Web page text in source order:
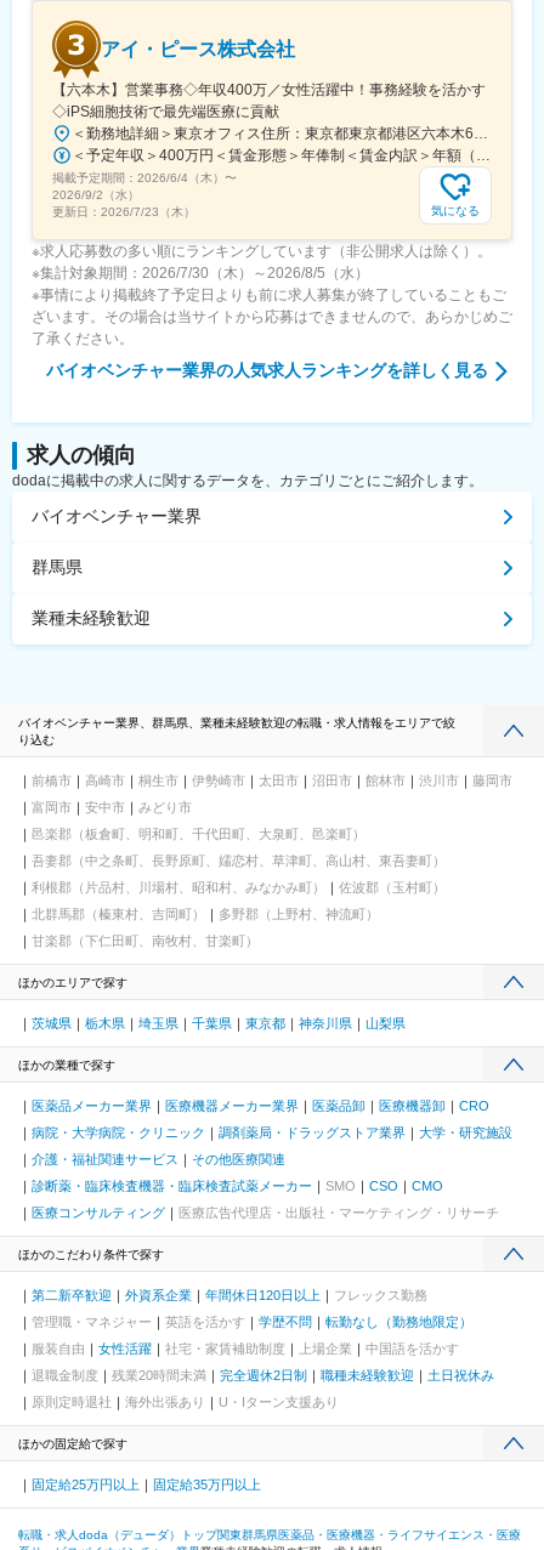
アイ・ピース株式会社
【六本木】営業事務◇年収400万／女性活躍中！事務経験を活かす
◇iPS細胞技術で最先端医療に貢献
掲載予定期間： 2026/6/4（木） 〜
2026/9/2（水）
更新日： 2026/7/23（木） 気になる
※求人応募数の多い順にランキングしています（非公開求人は除く）。
※集計対象期間：2026/7/30（木）～2026/8/5（水）
※事情により掲載終了予定日よりも前に求人募集が終了していることもご
ざいます。その場合は当サイトから応募はできませんので、あらかじめご
了承ください。
バイオベンチャー業界の人気求人ランキングを詳しく見る
求人の傾向
dodaに掲載中の求人に関するデータを、カテゴリごとにご紹介します。
バイオベンチャー業界
群馬県
業種未経験歓迎
バイオベンチャー業界、群馬県、業種未経験歓迎の転職・求人情報をエリアで絞
り込む
前橋市 高崎市 桐生市 伊勢崎市 太田市 沼田市 館林市 渋川市
藤岡市
富岡市
安中市
みどり市
邑楽郡（板倉町、明和町、千代田町、大泉町、邑楽町）
吾妻郡（中之条町、長野原町、嬬恋村、草津町、高山村、東吾妻町）
利根郡（片品村、川場村、昭和村、みなかみ町）
佐波郡（玉村町）
北群馬郡（榛東村、吉岡町）
多野郡（上野村、神流町）
甘楽郡（下仁田町、南牧村、甘楽町）
ほかのエリアで探す
茨城県 栃木県 埼玉県 千葉県 東京都 神奈川県 山梨県
ほかの業種で探す
医薬品メーカー業界 医療機器メーカー業界 医薬品卸 医療機器卸
CRO
病院・大学病院・クリニック
調剤薬局・ドラッグストア業界
大学・研究施設
介護・福祉関連サービス
その他医療関連
診断薬・臨床検査機器・臨床検査試薬メーカー
SMO CSO
CMO
医療コンサルティング
医療広告代理店・出版社・マーケティング・リサーチ
ほかのこだわり条件で探す
第二新卒歓迎 外資系企業 年間休日120日以上
フレックス勤務
管理職・マネジャー
英語を活かす 学歴不問
転勤なし（勤務地限定）
服装自由
女性活躍 社宅・家賃補助制度 上場企業
中国語を活かす
退職金制度
残業20時間未満 完全週休2日制 職種未経験歓迎
土日祝休み
原則定時退社
海外出張あり U・Iターン支援あり
ほかの固定給で探す
固定給25万円以上 固定給35万円以上
転職・求人doda（デューダ）トップ関東群馬県医薬品・医療機器・ライフサイエンス・医療